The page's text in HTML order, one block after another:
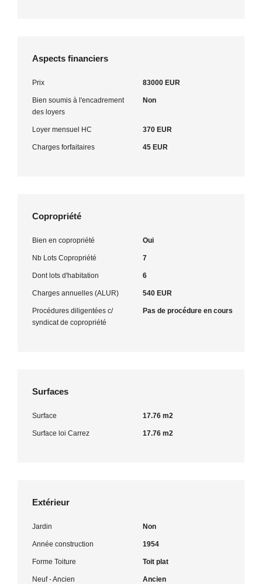
Aspects financiers
Prix 83000 EUR
Bien soumis à l'encadrement
des loyers
Non
Loyer mensuel HC 370 EUR
Charges forfaitaires 45 EUR
Copropriété
Bien en copropriété Oui
Nb Lots Copropriété 7
Dont lots d'habitation 6
Charges annuelles (ALUR) 540 EUR
Procédures diligentées c/
syndicat de copropriété
Pas de procédure en cours
Surfaces
Surface 17.76 m2
Surface loi Carrez 17.76 m2
Extérieur
Jardin Non
Année construction 1954
Forme Toiture Toit plat
Neuf - Ancien Ancien